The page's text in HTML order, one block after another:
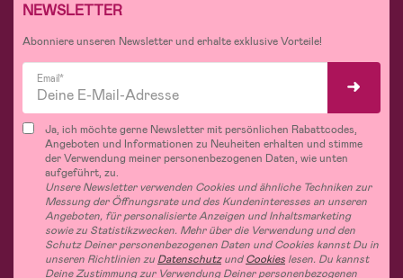
NEWSLETTER
Abonniere unseren Newsletter und erhalte exklusive Vorteile!
Email*
Ja, ich möchte gerne Newsletter mit persönlichen Rabattcodes,
Angeboten und Informationen zu Neuheiten erhalten und stimme
der Verwendung meiner personenbezogenen Daten, wie unten
aufgeführt, zu.
Unsere Newsletter verwenden Cookies und ähnliche Techniken zur
Messung der Öffnungsrate und des Kundeninteresses an unseren
Angeboten, für personalisierte Anzeigen und Inhaltsmarketing
sowie zu Statistikzwecken. Mehr über die Verwendung und den
Schutz Deiner personenbezogenen Daten und Cookies kannst Du in
unseren Richtlinien zu DatenschutzundCookies lesen. Du kannst
Deine Zustimmung zur Verwendung Deiner personenbezogenen